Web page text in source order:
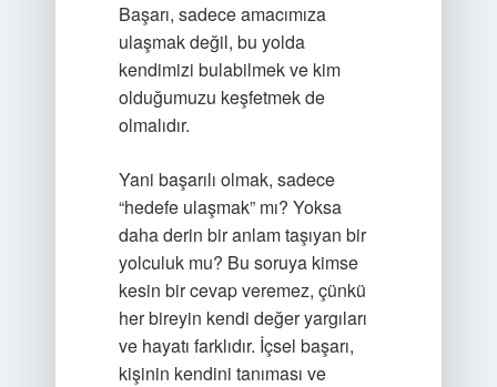
Başarı, sadece amacımıza
ulaşmak değil, bu yolda
kendimizi bulabilmek ve kim
olduğumuzu keşfetmek de
olmalıdır.
Yani başarılı olmak, sadece
“hedefe ulaşmak” mı? Yoksa
daha derin bir anlam taşıyan bir
yolculuk mu? Bu soruya kimse
kesin bir cevap veremez, çünkü
her bireyin kendi değer yargıları
ve hayatı farklıdır. İçsel başarı,
kişinin kendini tanıması ve